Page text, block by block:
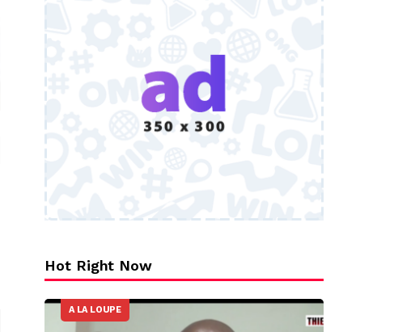
Hot Right Now
A LA LOUPE